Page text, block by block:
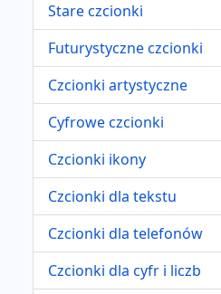
Stare czcionki
Futurystyczne czcionki
Czcionki artystyczne
Cyfrowe czcionki
Czcionki ikony
Czcionki dla tekstu
Czcionki dla telefonów
Czcionki dla cyfr i liczb